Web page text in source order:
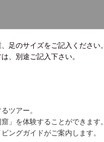
足のサイズをご記入ください。
、別途ご記入下さい。
ツアー。
」を体験することができます。
ングガイドがご案内します。